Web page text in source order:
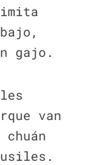
gajo.
van